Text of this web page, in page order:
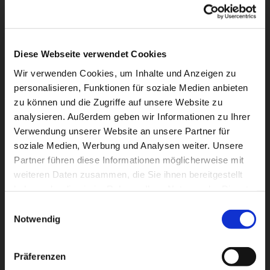
Diese Webseite verwendet Cookies
Wir verwenden Cookies, um Inhalte und Anzeigen zu
personalisieren, Funktionen für soziale Medien anbieten
zu können und die Zugriffe auf unsere Website zu
analysieren. Außerdem geben wir Informationen zu Ihrer
Verwendung unserer Website an unsere Partner für
soziale Medien, Werbung und Analysen weiter. Unsere
Partner führen diese Informationen möglicherweise mit
weiteren Daten zusammen, die Sie ihnen bereitgestellt
Notwendig
Präferenzen
Das Gemeindeleben unserer Kirche ist
gegenseitiger Unterstützung. Menschen
jeden Alters sind eingeladen, mitzuwirken,
mitzufeiern und sich einzubringen.
Lebendige Gemeinde
Gruppen & Vereine
Kindertagesstätten
Katholischer Träger